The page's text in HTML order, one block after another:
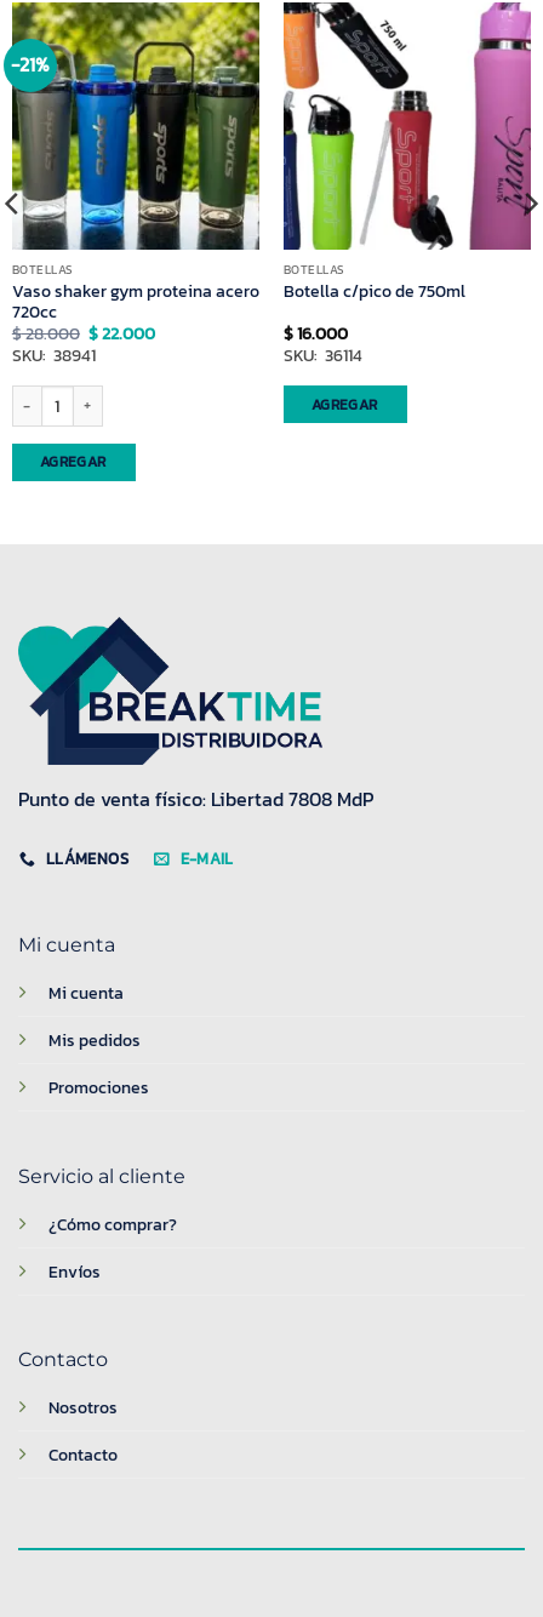
-21%
BOTELLAS
Vaso shaker gym proteina acero
720cc
$28.000 El
precio
original
$ 28.000.
$22.000El
precio
SKU: 38941
Vaso shaker gym proteina acero 720cc cantidad
AGREGAR
BOTELLAS
Botella c/pico de 750ml
$16.000
SKU: 36114
AGREGAR
Punto de venta físico: Libertad 7808 MdP
LLÁMENOS E-MAIL
Mi cuenta
Mi cuenta
Mis pedidos
Promociones
Servicio al cliente
¿Cómo comprar?
Envíos
Contacto
Nosotros
Contacto